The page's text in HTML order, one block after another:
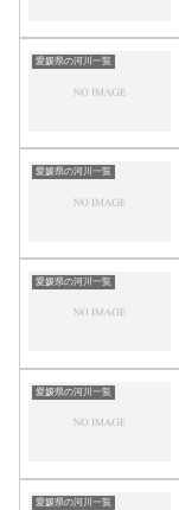
愛媛県の河川一覧
愛媛県の河川一覧
愛媛県の河川一覧
愛媛県の河川一覧
愛媛県の河川一覧